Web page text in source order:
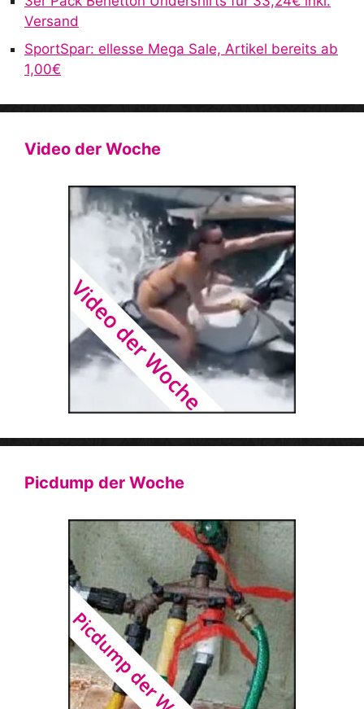
Versand
SportSpar: ellesse Mega Sale, Artikel bereits ab
1,00€
Video der Woche
Picdump der Woche